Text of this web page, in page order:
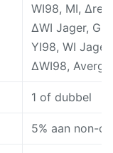
WI98, MI,
ΔWI Jager,
YI98, WI
ΔWI98,
1 of dubbel
5% aan non-